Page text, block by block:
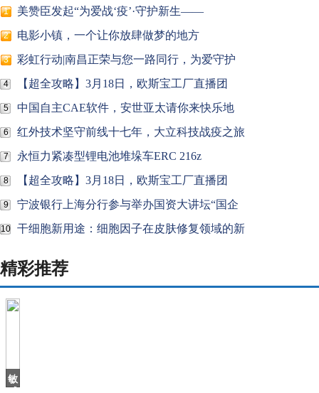
1 美赞臣发起“为爱战‘疫’·守护新生——
2 电影小镇，一个让你放肆做梦的地方
3 彩虹行动|南昌正荣与您一路同行，为爱守护
4 【超全攻略】3月18日，欧斯宝工厂直播团
5 中国自主CAE软件，安世亚太请你来快乐地
6 红外技术坚守前线十七年，大立科技战疫之旅
7 永恒力紧凑型锂电池堆垛车ERC 216z
8 【超全攻略】3月18日，欧斯宝工厂直播团
9 宁波银行上海分行参与举办国资大讲坛“国企
10 干细胞新用途：细胞因子在皮肤修复领域的新
精彩推荐
敏